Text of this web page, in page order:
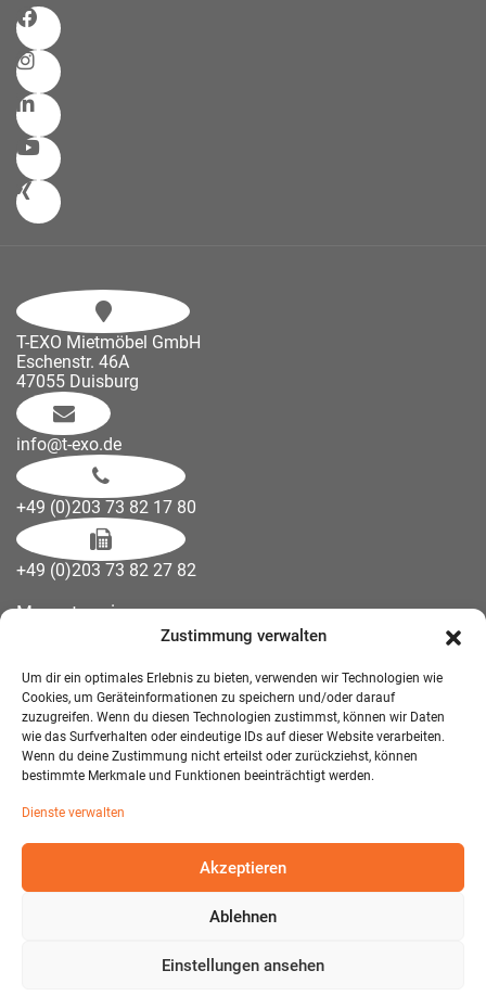
Zustimmung verwalten
Um dir ein optimales Erlebnis zu bieten, verwenden wir Technologien wie
Cookies, um Geräteinformationen zu speichern und/oder darauf
zuzugreifen. Wenn du diesen Technologien zustimmst, können wir Daten
wie das Surfverhalten oder eindeutige IDs auf dieser Website verarbeiten.
Wenn du deine Zustimmung nicht erteilst oder zurückziehst, können
bestimmte Merkmale und Funktionen beeinträchtigt werden.
Dienste verwalten
Akzeptieren
Ablehnen
Einstellungen ansehen
T-EXO Mietmöbel GmbH
Eschenstr. 46A
47055 Duisburg
info@t-exo.de
+49 (0)203 73 82 17 80
+49 (0)203 73 82 27 82
Messetermine
Downloads
Wandelemente
Über uns
Impressum
Datenschutzerklärung
© 2026 T-EXO GmbH Mietmöbel - Alle Rechte vorbehalten.